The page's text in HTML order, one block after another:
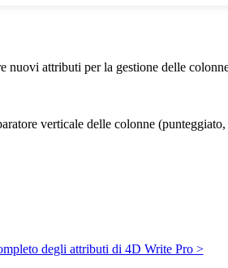
nuovi attributi per la gestione delle
verticale delle colonne
degli attributi di 4D Write Pro >